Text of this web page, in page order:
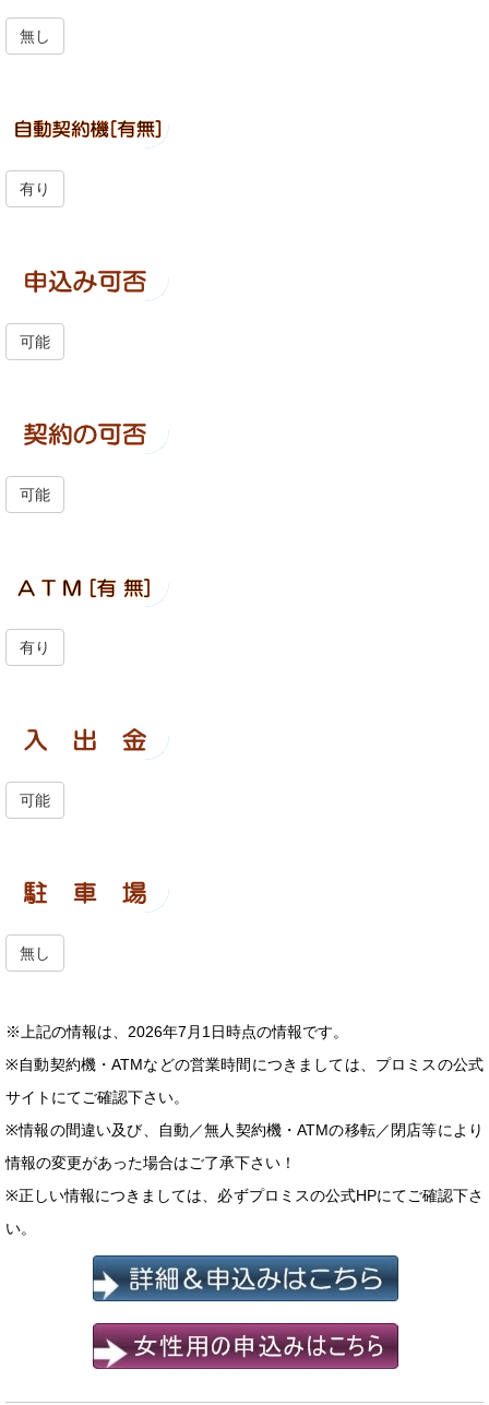
無し
有り
可能
可能
有り
可能
無し
※上記の情報は、2026年7月1日時点の情報です。
※自動契約機・ATMなどの営業時間につきましては、プロミスの公式
サイトにてご確認下さい。
※情報の間違い及び、自動／無人契約機・ATMの移転／閉店等により
情報の変更があった場合はご了承下さい！
※正しい情報につきましては、必ずプロミスの公式HPにてご確認下さ
い。